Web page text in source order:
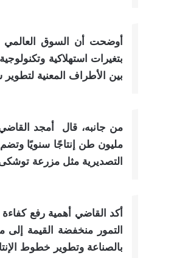
بتغيرات استهلاكية
بين الأطراف المعنية لتطوير
التصديرية مثل مزرعة توشكى،
أكد القاضي أهمية رفع
التمور منخفضة القيمة
بالصناعة وتطوير خطوط